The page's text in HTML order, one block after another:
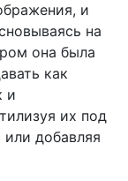
и
на
она была
как
и
их под
добавляя